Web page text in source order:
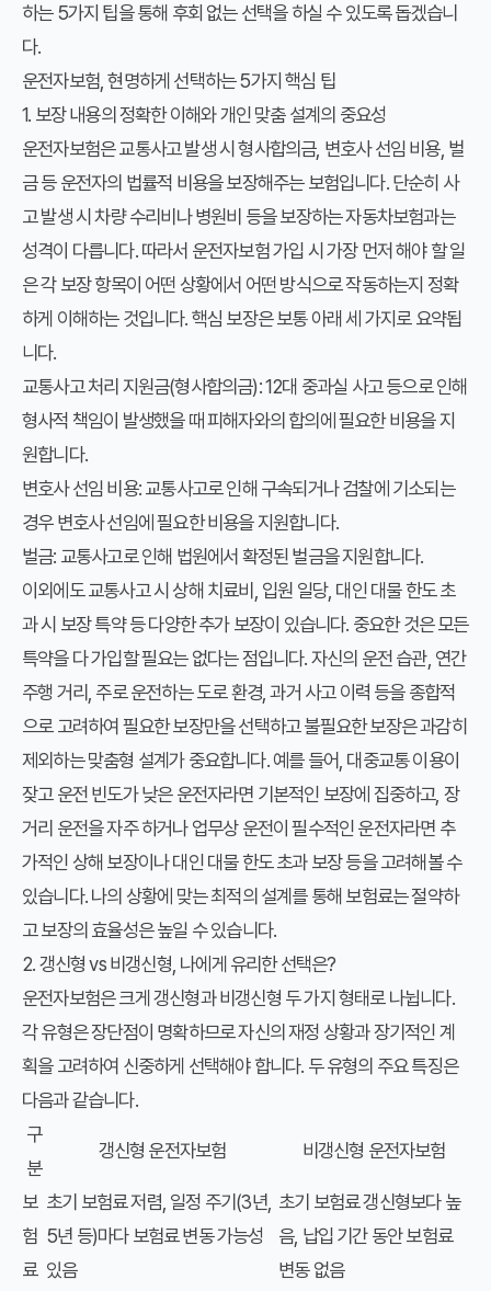
하는 5가지 팁을 통해 후회 없는 선택을 하실 수 있도록 돕겠습니
다.
운전자보험, 현명하게 선택하는 5가지 핵심 팁
1. 보장 내용의 정확한 이해와 개인 맞춤 설계의 중요성
운전자보험은 교통사고 발생 시 형사합의금, 변호사 선임 비용, 벌
금 등 운전자의 법률적 비용을 보장해주는 보험입니다. 단순히 사
고 발생 시 차량 수리비나 병원비 등을 보장하는 자동차보험과는
성격이 다릅니다. 따라서 운전자보험 가입 시 가장 먼저 해야 할 일
은 각 보장 항목이 어떤 상황에서 어떤 방식으로 작동하는지 정확
하게 이해하는 것입니다. 핵심 보장은 보통 아래 세 가지로 요약됩
니다.
교통사고 처리 지원금(형사합의금): 12대 중과실 사고 등으로 인해
형사적 책임이 발생했을 때 피해자와의 합의에 필요한 비용을 지
원합니다.
변호사 선임 비용: 교통사고로 인해 구속되거나 검찰에 기소되는
경우 변호사 선임에 필요한 비용을 지원합니다.
벌금: 교통사고로 인해 법원에서 확정된 벌금을 지원합니다.
이외에도 교통사고 시 상해 치료비, 입원 일당, 대인 대물 한도 초
과 시 보장 특약 등 다양한 추가 보장이 있습니다. 중요한 것은 모든
특약을 다 가입할 필요는 없다는 점입니다. 자신의 운전 습관, 연간
주행 거리, 주로 운전하는 도로 환경, 과거 사고 이력 등을 종합적
으로 고려하여 필요한 보장만을 선택하고 불필요한 보장은 과감히
제외하는 맞춤형 설계가 중요합니다. 예를 들어, 대중교통 이용이
잦고 운전 빈도가 낮은 운전자라면 기본적인 보장에 집중하고, 장
거리 운전을 자주 하거나 업무상 운전이 필수적인 운전자라면 추
가적인 상해 보장이나 대인 대물 한도 초과 보장 등을 고려해볼 수
있습니다. 나의 상황에 맞는 최적의 설계를 통해 보험료는 절약하
고 보장의 효율성은 높일 수 있습니다.
2. 갱신형 vs 비갱신형, 나에게 유리한 선택은?
운전자보험은 크게 갱신형과 비갱신형 두 가지 형태로 나뉩니다.
각 유형은 장단점이 명확하므로 자신의 재정 상황과 장기적인 계
획을 고려하여 신중하게 선택해야 합니다. 두 유형의 주요 특징은
다음과 같습니다.
구
분
갱신형 운전자보험 비갱신형 운전자보험
보
험
료
초기 보험료 저렴, 일정 주기(3년,
5년 등)마다 보험료 변동 가능성
있음
초기 보험료 갱신형보다 높
음, 납입 기간 동안 보험료
변동 없음